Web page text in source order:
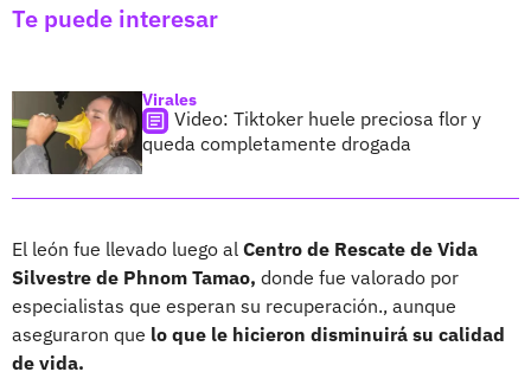
Te puede interesar
Virales
Video: Tiktoker huele preciosa flor y
queda completamente drogada
El león fue llevado luego al Centro de Rescate de Vida
Silvestre de Phnom Tamao, donde fue valorado por
especialistas que esperan su recuperación., aunque
aseguraron que lo que le hicieron disminuirá su calidad
de vida.